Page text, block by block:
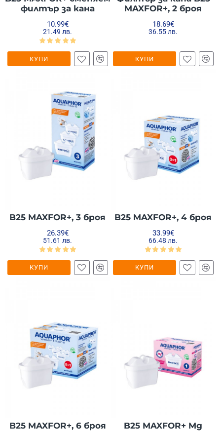
филтър за кана
10.99€
21.49 лв.
КУПИ
MAXFOR+, 2 броя
18.69€
36.55 лв.
КУПИ
B25 MAXFOR+, 3 броя
26.39€
51.61 лв.
КУПИ
B25 MAXFOR+, 4 броя
33.99€
66.48 лв.
КУПИ
B25 MAXFOR+, 6 броя B25 MAXFOR+ Mg